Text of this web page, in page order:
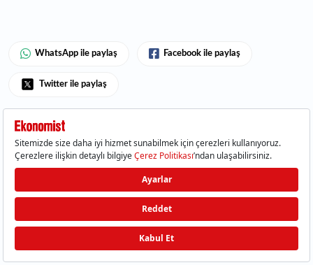
WhatsApp ile paylaş Facebook ile paylaş
Twitter ile paylaş